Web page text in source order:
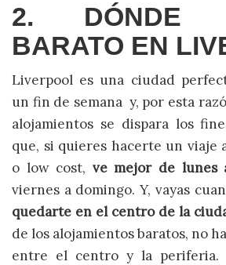
2. DÓNDE
BARATO EN
Liverpool es una ciudad
un fin de semana y, por esta
alojamientos se dispara los
que, si quieres hacerte un viaje
o low cost, ve mejor de lunes
viernes a domingo. Y, vayas
quedarte en el centro de la
de los alojamientos baratos, no
entre el centro y la